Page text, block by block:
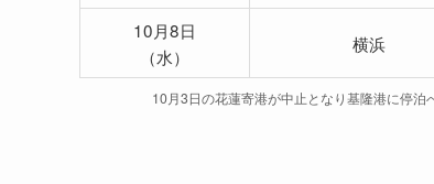
10月8日
（水）
横浜
10月3日の花蓮寄港が中止となり基隆港に停泊